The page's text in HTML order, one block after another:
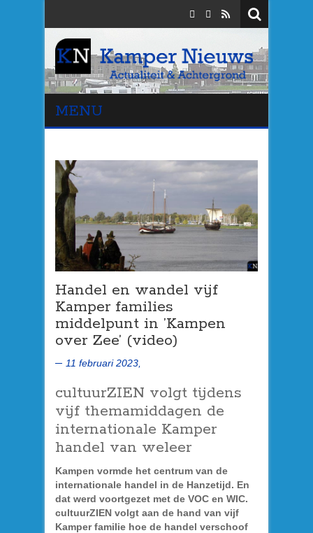
MENU
Handel en wandel vijf
Kamper families
middelpunt in ’Kampen
over Zee’ (video)
11 februari 2023,
cultuurZIEN volgt tijdens
vijf themamiddagen de
internationale Kamper
handel van weleer
Kampen vormde het centrum van de
internationale handel in de Hanzetijd. En
dat werd voortgezet met de VOC en WIC.
cultuurZIEN volgt aan de hand van vijf
Kamper familie hoe de handel verschoof